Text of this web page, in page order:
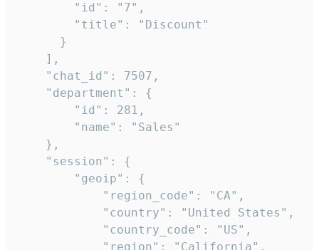
        "id": "7",
        "title": "Discount"
      }
    ],
    "chat_id": 7507,
    "department": {
        "id": 281,
        "name": "Sales"
    },
    "session": {
        "geoip": {
            "region_code": "CA",
            "country": "United States",
            "country_code": "US",
            "region": "California",